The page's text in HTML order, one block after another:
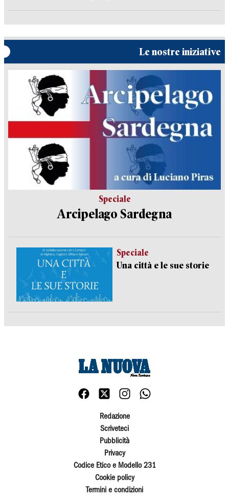
Le nostre iniziative
Speciale
Arcipelago Sardegna
Speciale
Una città e le sue storie
Redazione
Scriveteci
Pubblicità
Privacy
Codice Etico e Modello 231
Cookie policy
Termini e condizioni